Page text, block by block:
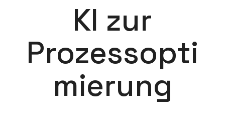
KI zur
Prozessopti
mierung